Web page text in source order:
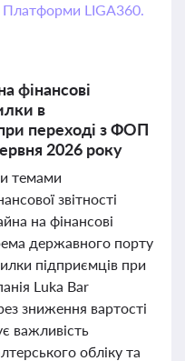
Платформи LIGA360.
фінансові
в
переході з ФОП
2026 року
темами
звітності
на фінансові
державного порту
підприємців при
Luka Bar
зниження вартості
важливість
обліку та